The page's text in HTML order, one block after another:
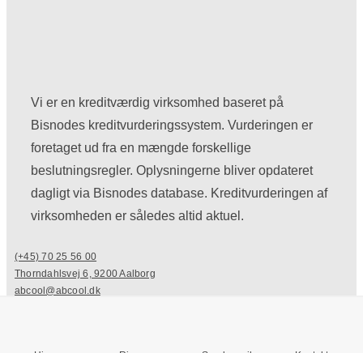
Vi er en kreditværdig virksomhed baseret på
Bisnodes kreditvurderingssystem. Vurderingen er
foretaget ud fra en mængde forskellige
beslutningsregler. Oplysningerne bliver opdateret
dagligt via Bisnodes database. Kreditvurderingen af
virksomheden er således altid aktuel.
(+45) 70 25 56 00
Thorndahlsvej 6, 9200 Aalborg
abcool@abcool.dk